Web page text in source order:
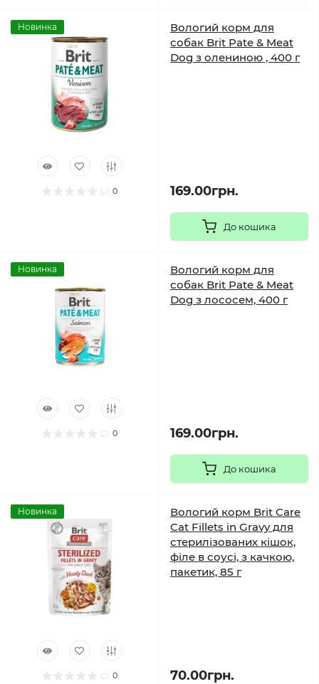
Новинка
0
Вологий корм для
собак Brit Pate & Meat
Dog з олениною , 400 г
169.00грн.
До кошика
Новинка
0
Вологий корм для
собак Brit Pate & Meat
Dog з лососем, 400 г
169.00грн.
До кошика
Новинка
0
Вологий корм Brit Care
Cat Fillets in Gravy для
стерилізованих кішок,
філе в соусі, з качкою,
пакетик, 85 г
70.00грн.